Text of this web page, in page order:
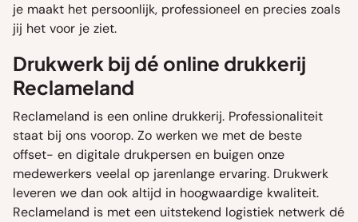
je maakt het persoonlijk, professioneel en precies zoals
jij het voor je ziet.
Drukwerk bij dé online drukkerij
Reclameland
Reclameland is een online drukkerij. Professionaliteit
staat bij ons voorop. Zo werken we met de beste
offset- en digitale drukpersen en buigen onze
medewerkers veelal op jarenlange ervaring. Drukwerk
leveren we dan ook altijd in hoogwaardige kwaliteit.
Reclameland is met een uitstekend logistiek netwerk dé